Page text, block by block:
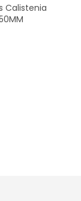
Calistenia